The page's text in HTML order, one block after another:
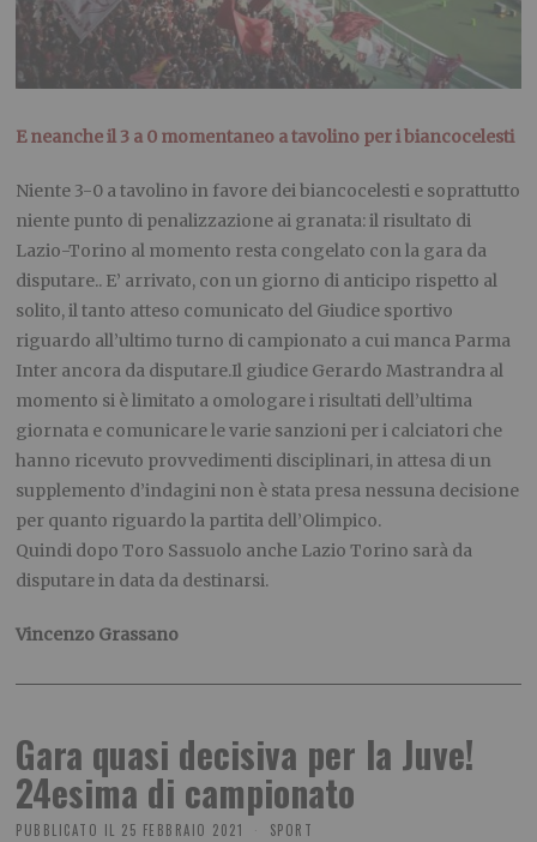
E neanche il 3 a 0 momentaneo a tavolino per i biancocelesti
Niente 3-0 a tavolino in favore dei biancocelesti e soprattutto
niente punto di penalizzazione ai granata: il risultato di
Lazio-Torino al momento resta congelato con la gara da
disputare.. E’ arrivato, con un giorno di anticipo rispetto al
solito, il tanto atteso comunicato del Giudice sportivo
riguardo all’ultimo turno di campionato a cui manca Parma
Inter ancora da disputare.Il giudice Gerardo Mastrandra al
momento si è limitato a omologare i risultati dell’ultima
giornata e comunicare le varie sanzioni per i calciatori che
hanno ricevuto provvedimenti disciplinari, in attesa di un
supplemento d’indagini non è stata presa nessuna decisione
per quanto riguardo la partita dell’Olimpico.
Quindi dopo Toro Sassuolo anche Lazio Torino sarà da
disputare in data da destinarsi.
Vincenzo Grassano
Gara quasi decisiva per la Juve!
24esima di campionato
PUBBLICATO IL 25 FEBBRAIO 2021 SPORT